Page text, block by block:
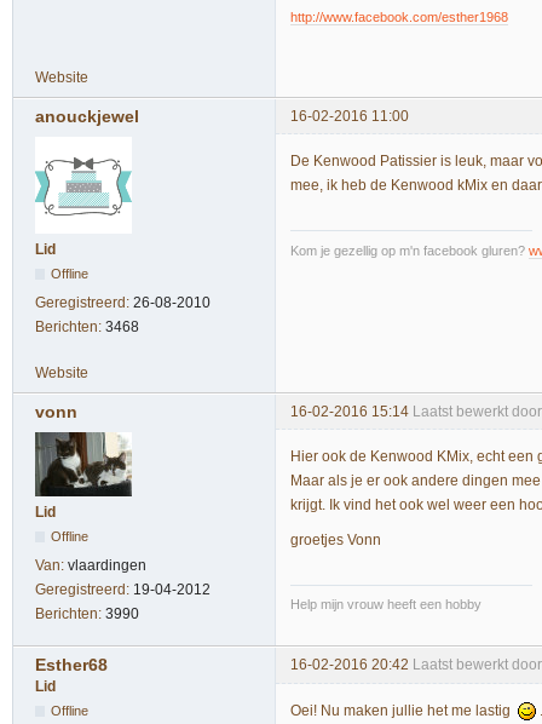
http://www.facebook.com/esther1968
Website
anouckjewel 16-02-2016 11:00
Lid
Offline
Geregistreerd: 26-08-2010
Berichten: 3468
De Kenwood Patissier is leuk, maar
mee, ik heb de Kenwood kMix en
Kom je gezellig op m'n facebook gluren?
Website
vonn 16-02-2016 15:14 Laatst bewerkt
Lid
Offline
Van: vlaardingen
Geregistreerd: 19-04-2012
Berichten: 3990
Hier ook de Kenwood KMix, echt een
Maar als je er ook andere dingen
krijgt. Ik vind het ook wel weer een
groetjes Vonn
Help mijn vrouw heeft een hobby
Esther68 16-02-2016 20:42 Laatst bewerkt
Lid
Offline Oei! Nu maken jullie het me lastig